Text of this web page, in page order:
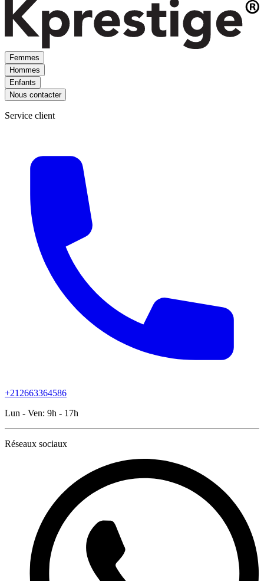
Femmes
Hommes
Enfants
Nous contacter
Service client
+212663364586
Lun - Ven: 9h - 17h
Réseaux sociaux